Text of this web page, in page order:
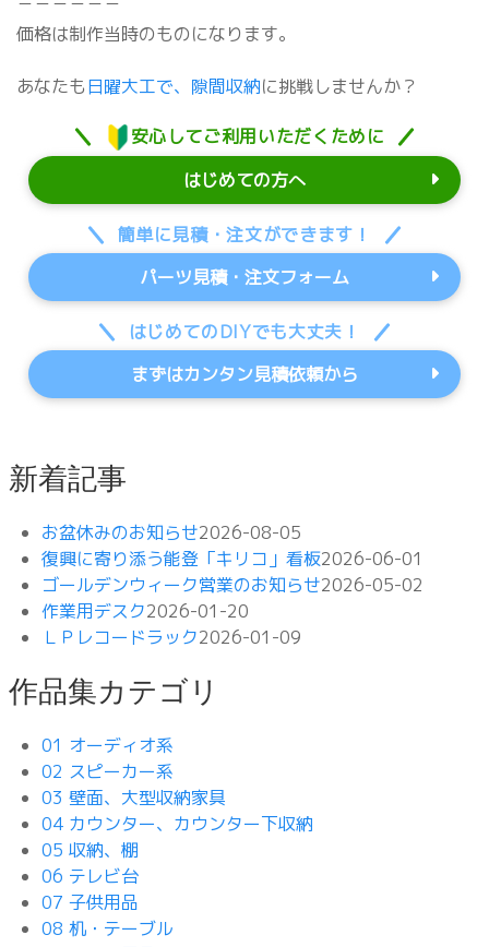
価格は制作当時のものになります。
あなたも日曜大工で、隙間収納に挑戦しませんか？
安心してご利用いただくために
はじめての方へ
簡単に見積・注文ができます！
パーツ見積・注文フォーム
はじめてのDIYでも大丈夫！
まずはカンタン見積依頼から
新着記事
お盆休みのお知らせ2026-08-05
復興に寄り添う能登「キリコ」看板2026-06-01
ゴールデンウィーク営業のお知らせ2026-05-02
作業用デスク2026-01-20
ＬＰレコードラック2026-01-09
作品集カテゴリ
01 オーディオ系
02 スピーカー系
03 壁面、大型収納家具
04 カウンター、カウンター下収納
05 収納、棚
06 テレビ台
07 子供用品
08 机・テーブル